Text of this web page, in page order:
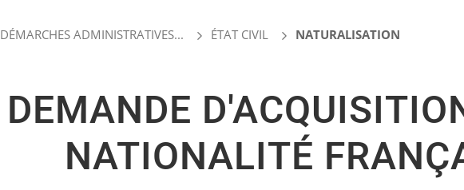
DÉMARCHES ADMINISTRATIVES... ÉTAT CIVIL NATURALISATION
DEMANDE
NATIONALITÉ